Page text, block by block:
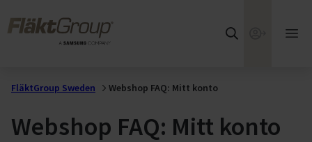
Webshop
FläktGroup Sweden Webshop FAQ: Mitt konto
Webshop FAQ: Mitt konto